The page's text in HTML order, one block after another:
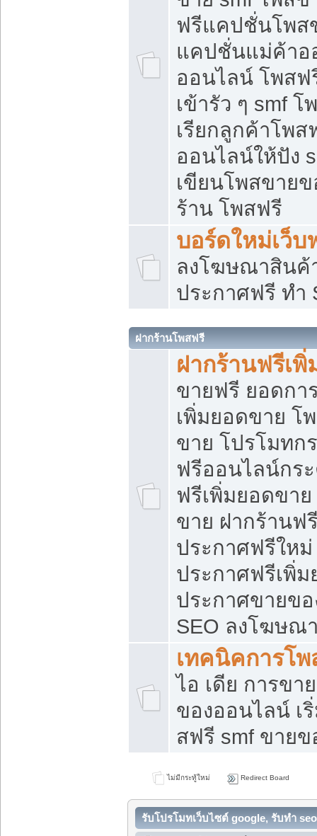
ฟรีแคปชั่นโพส
แคปชั่นแม่ค้า
ออนไลน์ โพสฟ
เข้ารัว ๆ smf
เรียกลูกค้าโพส
ออนไลน์ให้ปัง
เขียนโพสขาย
ร้าน โพสฟรี
บอร์ดใหม่เว็บ
ลงโฆษณาสิน
ประกาศฟรี ทำ
ฝากร้านโพสฟรี
ฝากร้านฟรีเ
ขายฟรี ยอดกา
เพิ่มยอดขาย โ
ขาย โปรโมทก
ฟรีออนไลน์กร
ฟรีเพิ่มยอดขา
ขาย ฝากร้านฟ
ประกาศฟรีใหม่
ประกาศฟรีเพิ่
ประกาศขายข
SEO ลงโฆษณ
เทคนิคการโ
ไอ เดีย การขา
ของออนไลน์ เ
สฟรี smf ขาย
ไม่มีกระทู้ใหม่ Redirect Board
รับโปรโมทเว็บไซต์ google, รับทำ